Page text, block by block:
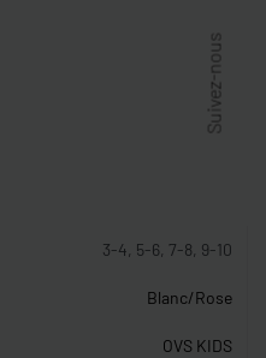
3-4, 5-6, 7-8, 9-10
Blanc/Rose
OVS KIDS
Suivez-nous